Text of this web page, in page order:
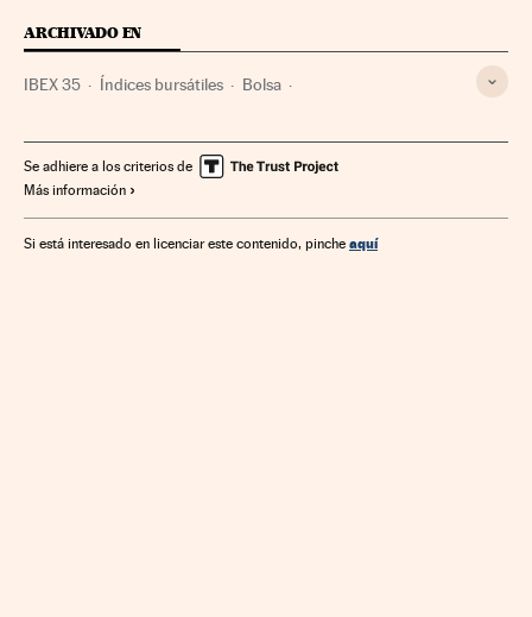
ARCHIVADO EN
IBEX 35 Índices bursátiles Bolsa
Se adhiere a los criterios de
Más información
Si está interesado en licenciar este contenido, pinche aquí